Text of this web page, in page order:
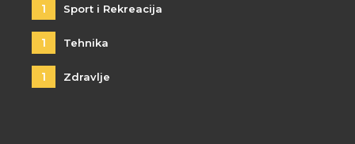
1 Sport i Rekreacija
1 Tehnika
1 Zdravlje